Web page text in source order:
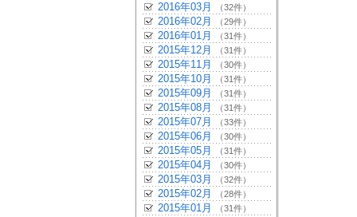
2016年03月 （32件）
2016年02月 （29件）
2016年01月 （31件）
2015年12月 （31件）
2015年11月 （30件）
2015年10月 （31件）
2015年09月 （31件）
2015年08月 （31件）
2015年07月 （33件）
2015年06月 （30件）
2015年05月 （31件）
2015年04月 （30件）
2015年03月 （32件）
2015年02月 （28件）
2015年01月 （31件）